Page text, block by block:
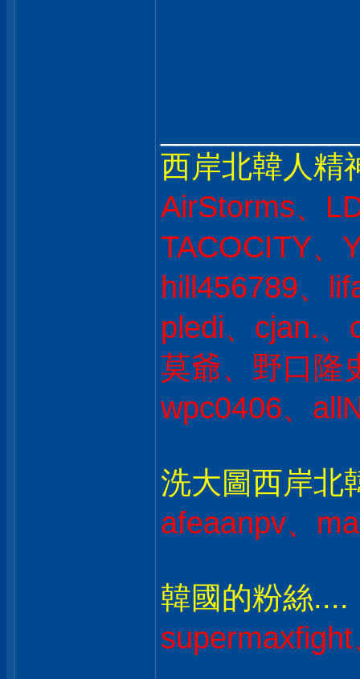
西岸北韓人精
AirStorms、
TACOCITY、
hill456789、
pledi、cjan.
莫爺、野口隆
wpc0406、
洗大圖西岸北
afeaanpv、
韓國的粉絲....